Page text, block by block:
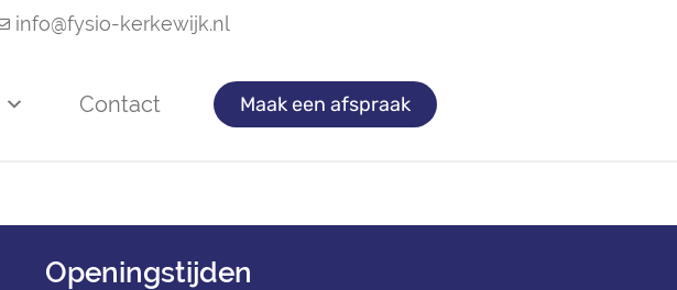
info@fysio-kerkewijk.nl
Contact Maak een afspraak
Openingstijden